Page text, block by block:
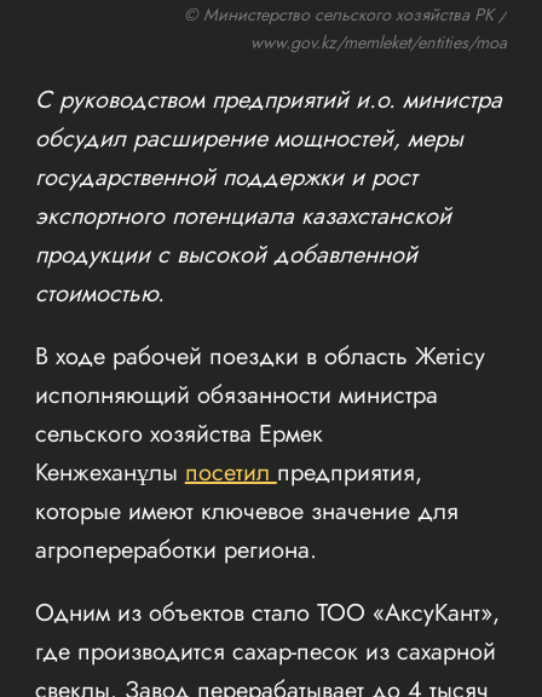
© Министерство сельского хозяйства РК /
www.gov.kz/memleket/entities/moa
С руководством предприятий и.о. министра
обсудил расширение мощностей, меры
государственной поддержки и рост
экспортного потенциала казахстанской
продукции с высокой добавленной
стоимостью.
В ходе рабочей поездки в область Жетісу
исполняющий обязанности министра
сельского хозяйства Ермек
Кенжеханұлыпосетилпредприятия,
которые имеют ключевое значение для
агропереработки региона.
Одним из объектов стало ТОО «АксуКант»,
где производится сахар-песок из сахарной